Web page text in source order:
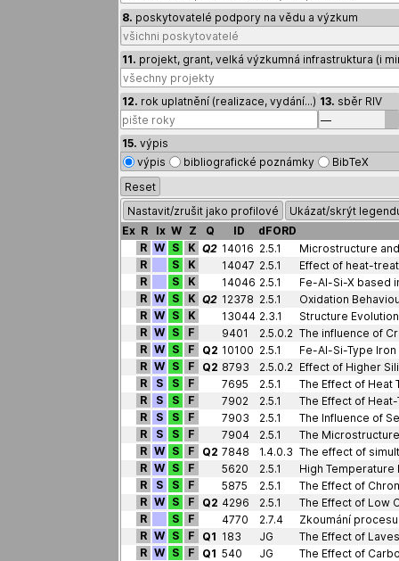
8. poskytovatelé podpory na vědu a výzkum
11. projekt, grant, velká výzkumná infrastruktura (i
12. rok uplatnění (realizace, vydání...) 13. sběr RIV
15. výpis
výpis
bibliografické poznámky
BibTeX
Reset
Nastavit/zrušit jako profilové
Ukázat/skrýt
Ex R Ix W Z Q ID
dFORD
R W S K Q2 14016 2.5.1
R
S K 14047 2.5.1
Effect of heat-
R
S K 14046 2.5.1
Fe-Al-Si-X based
R W S K Q2 12378 2.5.1
Oxidation
R W S K 13044 2.3.1
Structure
R W S F 9401
2.5.0.2
R W S F Q2 10100 2.5.1
Fe-Al-Si-Type
R W S F Q2 8793
2.5.0.2
R
S S F 7695
2.5.1
R
S S F 7902 2.5.1
The Effect of
R
S S F 7903 2.5.1
The Influence of
R
S S F 7904 2.5.1
The
R W S F Q2 7848
1.4.0.3
R W S F 5620
2.5.1
R
S S F 5875
2.5.1
R W S F Q2 4296
2.5.1
R
S F 4770
2.7.4
R W S F Q1 183
JG
R W S F Q1 540 JG
The Effect of